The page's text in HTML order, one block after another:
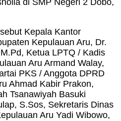
Kepala Kantor
Kepulauan Aru, Dr.
Ketua LPTQ / Kadis
Aru Armand Walay,
PKS / Anggota DPRD
Ahmad Kabir Prakon,
Tsanawiyah Basuki
S.Sos, Sekretaris Dinas
Aru Yadi Wibowo,